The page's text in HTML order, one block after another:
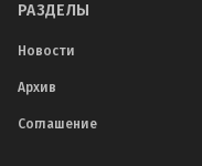
РАЗДЕЛЫ
Новости
Архив
Соглашение